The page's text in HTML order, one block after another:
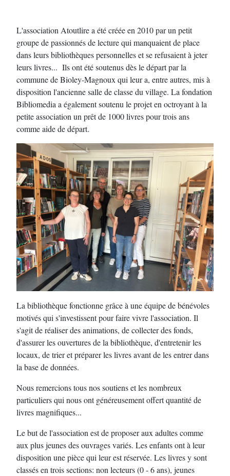
L'association Atoutlire a été créée en 2010 par un petit
groupe de passionnés de lecture qui manquaient de place
dans leurs bibliothèques personnelles et se refusaient à jeter
leurs livres... Ils ont été soutenus dès le départ par la
commune de Bioley-Magnoux qui leur a, entre autres, mis à
disposition l'ancienne salle de classe du village. La fondation
Bibliomedia a également soutenu le projet en octroyant à la
petite association un prêt de 1000 livres pour trois ans
comme aide de départ.
La bibliothèque fonctionne grâce à une équipe de bénévoles
motivés qui s'investissent pour faire vivre l'association. Il
s'agit de réaliser des animations, de collecter des fonds,
d'assurer les ouvertures de la bibliothèque, d'entretenir les
locaux, de trier et préparer les livres avant de les entrer dans
la base de données.
Nous remercions tous nos soutiens et les nombreux
particuliers qui nous ont généreusement offert quantité de
livres magnifiques...
Le but de l'association est de proposer aux adultes comme
aux plus jeunes des ouvrages variés. Les enfants ont à leur
disposition une pièce qui leur est réservée. Les livres y sont
classés en trois sections: non lecteurs (0 - 6 ans), jeunes